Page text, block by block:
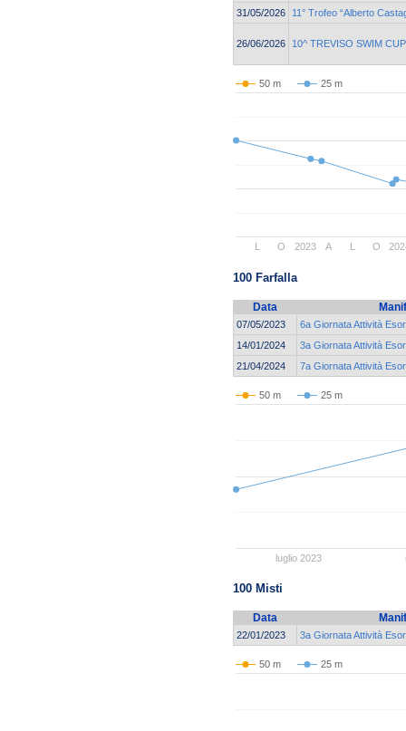
31/05/2026
11° Trofeo “Alberto
26/06/2026 10^ TREVISO SWIM CUP
50 m 25 m
2023
O A O
100 Farfalla
Data
07/05/2023
6a Giornata Attività
14/01/2024
3a Giornata Attività
21/04/2024
7a Giornata Attività
50 m 25 m
luglio 2023
100 Misti
Data
22/01/2023 3a Giornata Attività
50 m 25 m